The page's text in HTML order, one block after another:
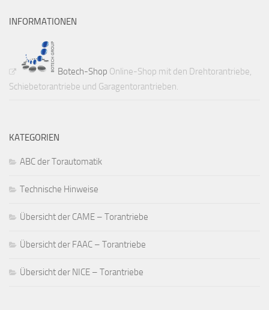
INFORMATIONEN
Botech-Shop Online-Shop mit den Drehtorantriebe,
Schiebetorantriebe und Garagentorantrieben.
KATEGORIEN
ABC der Torautomatik
Technische Hinweise
Übersicht der CAME – Torantriebe
Übersicht der FAAC – Torantriebe
Übersicht der NICE – Torantriebe